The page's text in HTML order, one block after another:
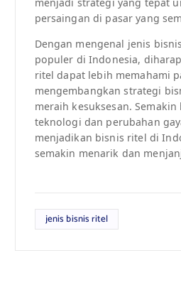
persaingan di pasar yang
Dengan mengenal jenis
populer di Indonesia,
ritel dapat lebih memahami
mengembangkan strategi
meraih kesuksesan.
teknologi dan perubahan
menjadikan bisnis ritel di
semakin menarik dan
jenis bisnis ritel